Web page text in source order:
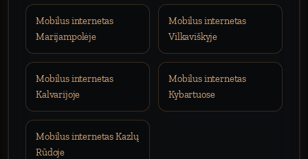
Mobilus internetas
Marijampolėje
Mobilus internetas
Vilkaviškyje
Mobilus internetas
Kalvarijoje
Mobilus internetas
Kybartuose
Mobilus internetas Kazlų
Rūdoje